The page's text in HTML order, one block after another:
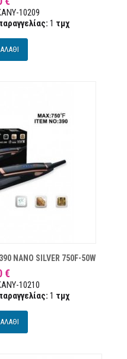
10209
1 τμχ
NANO SILVER 750F-50W
€
10210
1 τμχ